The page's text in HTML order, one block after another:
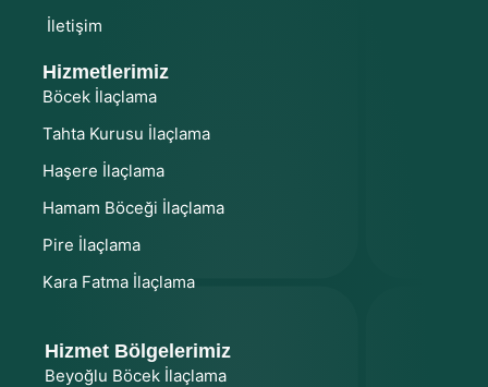
İletişim
Hizmetlerimiz
Böcek İlaçlama
Tahta Kurusu İlaçlama
Haşere İlaçlama
Hamam Böceği İlaçlama
Pire İlaçlama
Kara Fatma İlaçlama
Hizmet Bölgelerimiz
Beyoğlu Böcek İlaçlama